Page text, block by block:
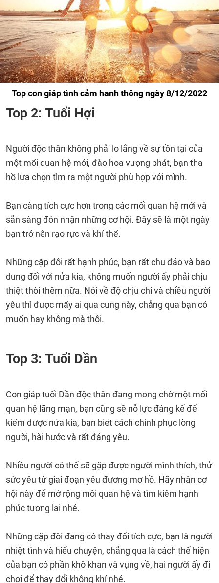
Top con giáp tình cảm hanh thông ngày 8/12/2022
Top 2: Tuổi Hợi
Người độc thân không phải lo lắng về sự tồn tại của
một mối quan hệ mới, đào hoa vượng phát, bạn tha
hồ lựa chọn tìm ra một người phù hợp với mình.
Bạn càng tích cực hơn trong các mối quan hệ mới và
sẵn sàng đón nhận những cơ hội. Đây sẽ là một ngày
bạn trở nên rạo rực và khí thế.
Những cặp đôi rất hạnh phúc, bạn rất chu đáo và bao
dung đối với nửa kia, không muốn người ấy phải chịu
thiệt thòi thêm nữa. Nói về độ chịu chi và chiều người
yêu thì được mấy ai qua cung này, chẳng qua bạn có
muốn hay không mà thôi.
Top 3: Tuổi Dần
Con giáp tuổi Dần độc thân đang mong chờ một mối
quan hệ lãng mạn, bạn cũng sẽ nỗ lực đáng kể để
kiếm được nửa kia, bạn biết cách chinh phục lòng
người, hài hước và rất đáng yêu.
Nhiều người có thể sẽ gặp được người mình thích, thử
sức yêu từ giai đoạn yêu đương mơ hồ. Hãy nhân cơ
hội này để mở rộng mối quan hệ và tìm kiếm hạnh
phúc tương lai nhé.
Những cặp đôi đang có thay đổi tích cực, bạn là người
nhiệt tình và hiểu chuyện, chẳng qua là cách thể hiện
của bạn có phần khô khan và vụng về, hai người ấy đi
chơi để thay đổi không khí nhé.